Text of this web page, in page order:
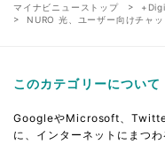
マイナビニューストップ
NURO 光、ユーザー向けチャ
このカテゴリーについて
GoogleやMicrosoft、
に、インターネットにまつ